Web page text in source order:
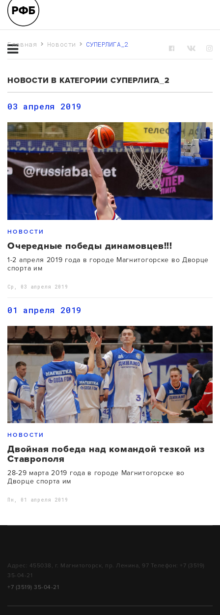
Главная Новости СУПЕРЛИГА_2
НОВОСТИ В КАТЕГОРИИ СУПЕРЛИГА_2
03 апреля 2019
НОВОСТИ
Очередные победы динамовцев!!!
1-2 апреля 2019 года в городе Магнитогорске во Дворце
спорта им
Ср, 03 апреля 2019
01 апреля 2019
НОВОСТИ
Двойная победа над командой тезкой из
Ставрополя
28-29 марта 2019 года в городе Магнитогорске во
Дворце спорта им
Пн, 01 апреля 2019
Адрес: 455038, г. Магнитогорск, пр. Ленина, 97 Телефон: +7 (3519)
35-04-21
+7 (3519) 35-04-21